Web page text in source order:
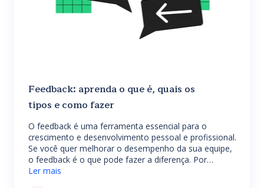
Feedback: aprenda o que é, quais os
tipos e como fazer
O feedback é uma ferramenta essencial para o
crescimento e desenvolvimento pessoal e profissional.
Se você quer melhorar o desempenho da sua equipe,
o feedback é o que pode fazer a diferença. Por…
Ler mais